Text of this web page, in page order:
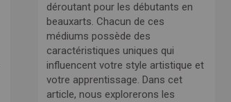
déroutant pour les débutants en
beauxarts. Chacun de ces
médiums possède des
caractéristiques uniques qui
influencent votre style artistique et
votre apprentissage. Dans cet
article, nous explorerons les